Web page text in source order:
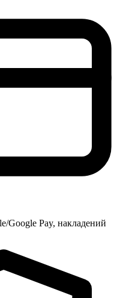
Google Pay, накладений